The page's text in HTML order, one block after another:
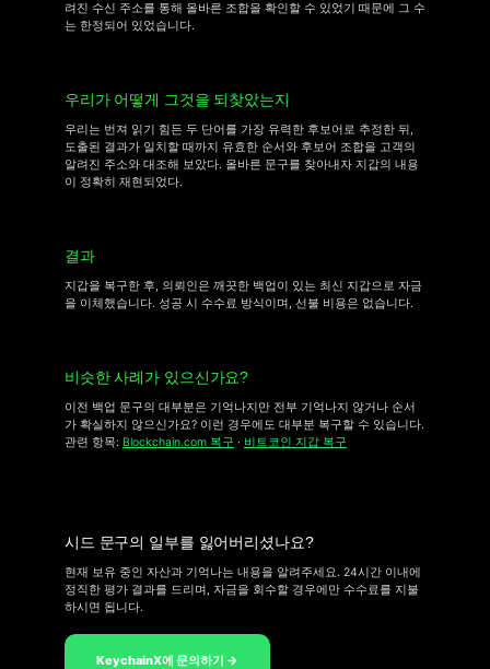
려진 수신 주소를 통해 올바른 조합을 확인할 수 있었기 때문에 그 수
는 한정되어 있었습니다.
우리가 어떻게 그것을 되찾았는지
우리는 번져 읽기 힘든 두 단어를 가장 유력한 후보어로 추정한 뒤,
도출된 결과가 일치할 때까지 유효한 순서와 후보어 조합을 고객의
알려진 주소와 대조해 보았다. 올바른 문구를 찾아내자 지갑의 내용
이 정확히 재현되었다.
결과
지갑을 복구한 후, 의뢰인은 깨끗한 백업이 있는 최신 지갑으로 자금
을 이체했습니다. 성공 시 수수료 방식이며, 선불 비용은 없습니다.
비슷한 사례가 있으신가요?
이전 백업 문구의 대부분은 기억나지만 전부 기억나지 않거나 순서
가 확실하지 않으신가요? 이런 경우에도 대부분 복구할 수 있습니다.
관련 항목: Blockchain.com 복구 · 비트코인 지갑 복구
시드 문구의 일부를 잃어버리셨나요?
현재 보유 중인 자산과 기억나는 내용을 알려주세요. 24시간 이내에
정직한 평가 결과를 드리며, 자금을 회수할 경우에만 수수료를 지불
하시면 됩니다.
KeychainX에 문의하기 →